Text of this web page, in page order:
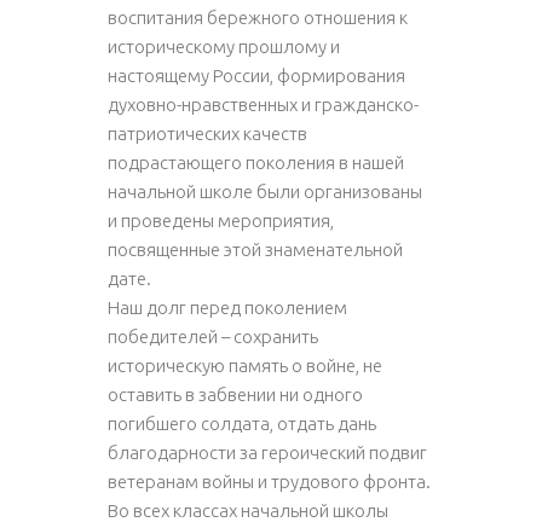
воспитания бережного отношения к
историческому прошлому и
настоящему России, формирования
духовно-нравственных и гражданско-
патриотических качеств
подрастающего поколения в нашей
начальной школе были организованы
и проведены мероприятия,
посвященные этой знаменательной
дате.
Наш долг перед поколением
победителей – сохранить
историческую память о войне, не
оставить в забвении ни одного
погибшего солдата, отдать дань
благодарности за героический подвиг
ветеранам войны и трудового фронта.
Во всех классах начальной школы